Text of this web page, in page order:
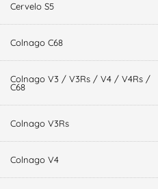
Cervelo S5
Colnago C68
Colnago V3 / V3Rs / V4 / V4Rs /
C68
Colnago V3Rs
Colnago V4